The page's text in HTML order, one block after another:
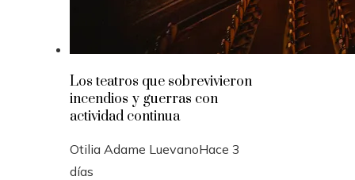
Los teatros que sobrevivieron
incendios y guerras con
actividad continua
Otilia Adame LuevanoHace 3
días